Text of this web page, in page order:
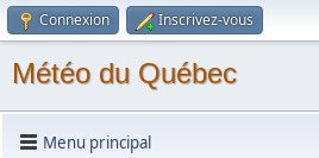
Connexion Inscrivez-vous
Météo du Québec
Menu principal